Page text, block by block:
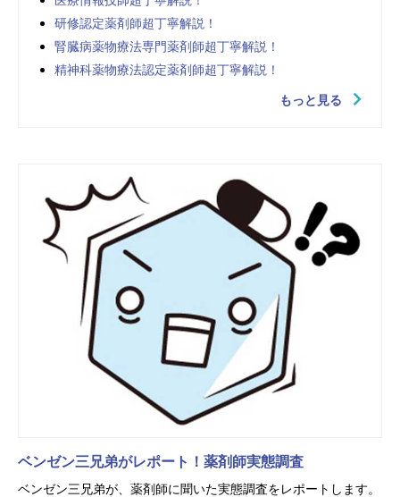
研修認定薬剤師超丁寧解説！
腎臓病薬物療法専門薬剤師超丁寧解説！
精神科薬物療法認定薬剤師超丁寧解説！
もっと見る
ベンゼン三兄弟がレポート！薬剤師実態調査
ベンゼン三兄弟が、薬剤師に聞いた実態調査をレポートします。